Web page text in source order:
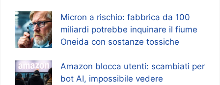
Micron a rischio: fabbrica da 100
miliardi potrebbe inquinare il fiume
Oneida con sostanze tossiche
Amazon blocca utenti: scambiati per
bot AI, impossibile vedere